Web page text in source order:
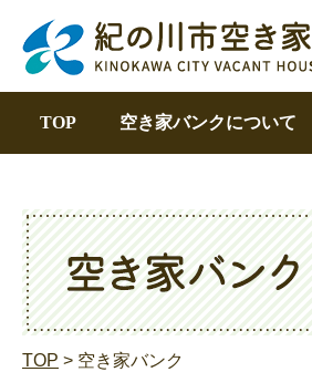
TOP 空き家バンクについて
TOP > 空き家バンク